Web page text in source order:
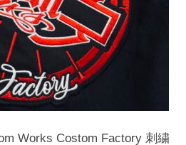
Works Costom Factory 刺繍